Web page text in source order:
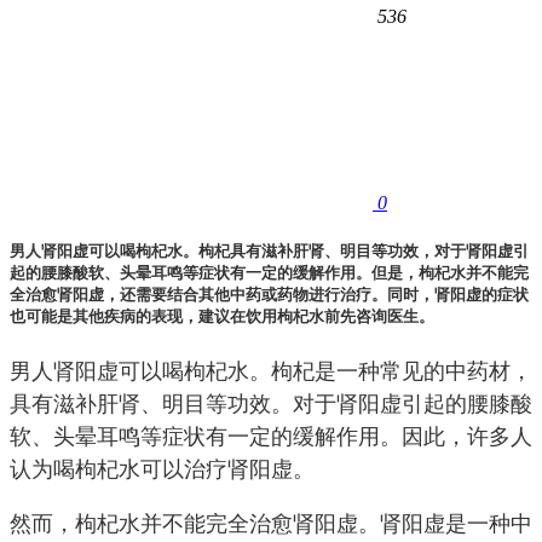
536
0
男人肾阳虚可以喝枸杞水。枸杞具有滋补肝肾、明目等功效，对于肾阳虚引
起的腰膝酸软、头晕耳鸣等症状有一定的缓解作用。但是，枸杞水并不能完
全治愈肾阳虚，还需要结合其他中药或药物进行治疗。同时，肾阳虚的症状
也可能是其他疾病的表现，建议在饮用枸杞水前先咨询医生。
男人肾阳虚可以喝枸杞水。枸杞是一种常见的中药材，
具有滋补肝肾、明目等功效。对于肾阳虚引起的腰膝酸
软、头晕耳鸣等症状有一定的缓解作用。因此，许多人
认为喝枸杞水可以治疗肾阳虚。
然而，枸杞水并不能完全治愈肾阳虚。肾阳虚是一种中